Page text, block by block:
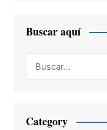
Buscar aquí
Category